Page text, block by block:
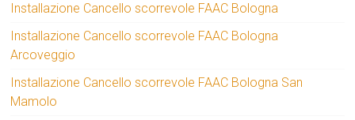
Installazione Cancello scorrevole FAAC Bologna
Installazione Cancello scorrevole FAAC Bologna
Arcoveggio
Installazione Cancello scorrevole FAAC Bologna San
Mamolo